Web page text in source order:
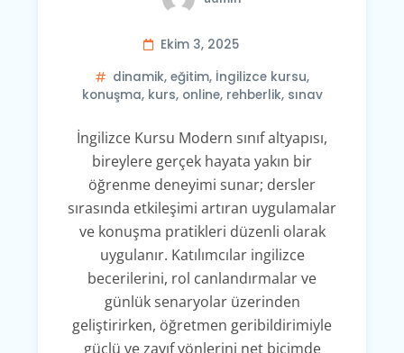
Ekim 3, 2025
dinamik, eğitim, İngilizce kursu,
konuşma, kurs, online, rehberlik, sınav
İngilizce Kursu Modern sınıf altyapısı,
bireylere gerçek hayata yakın bir
öğrenme deneyimi sunar; dersler
sırasında etkileşimi artıran uygulamalar
ve konuşma pratikleri düzenli olarak
uygulanır. Katılımcılar ingilizce
becerilerini, rol canlandırmalar ve
günlük senaryolar üzerinden
geliştirirken, öğretmen geribildirimiyle
güçlü ve zayıf yönlerini net biçimde